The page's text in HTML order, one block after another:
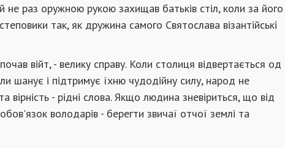
раз оружною рукою захищав батьків стіл, коли за його
так, як дружина самого Святослава візантійські
війт, - велику справу. Коли столиця відвертається од
шанує і підтримує їхню чудодійну силу, народ не
вірність - рідні слова. Якщо людина зневіриться, що від
володарів - берегти звичаї отчої землі та